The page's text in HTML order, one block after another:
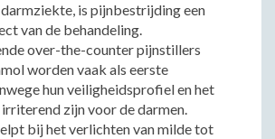
is pijnbestrijding een
van de behandeling.
over-the-counter pijnstillers
worden vaak als eerste
hun veiligheidsprofiel en het
zijn voor de darmen.
bij het verlichten van milde tot